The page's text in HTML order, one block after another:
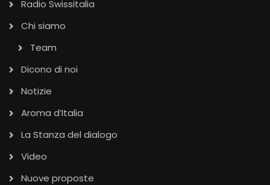
Radio Swissitalia
Chi siamo
Team
Dicono di noi
Notizie
Aroma d’Italia
La Stanza del dialogo
Video
Nuove proposte